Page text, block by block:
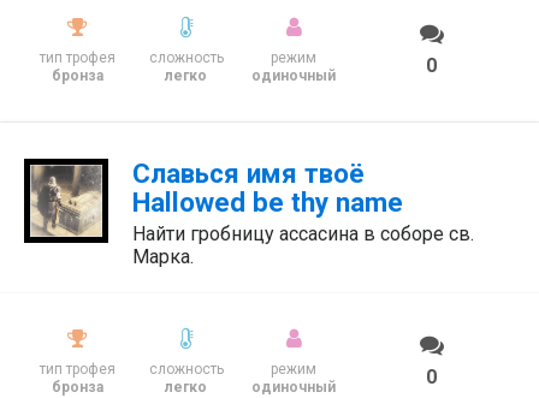
тип трофея
бронза
сложность
легко
режим
одиночный
0
Славься имя твоё
Hallowed be thy name
Найти гробницу ассасина в соборе св.
Марка.
тип трофея
бронза
сложность
легко
режим
одиночный
0